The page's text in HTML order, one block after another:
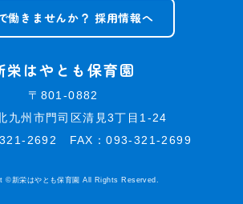
栄はやとも保育園
〒801-0882
九州市門司区清見3丁目1-24
2692 FAX：093-321-2699
©新栄はやとも保育園 All Rights Reserved.
働きませんか？ 採用情報へ